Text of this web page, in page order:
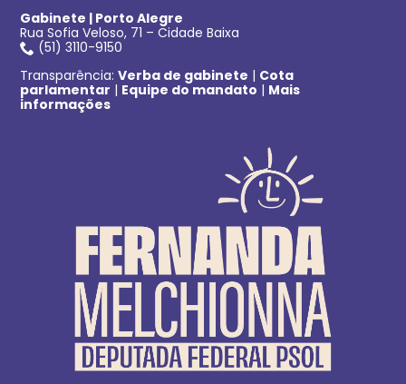
Gabinete | Porto Alegre
Rua Sofia Veloso, 71 – Cidade Baixa
(51) 3110-9150
Transparência:Verba de gabinete | Cota
parlamentar | Equipe do mandato | Mais
informações